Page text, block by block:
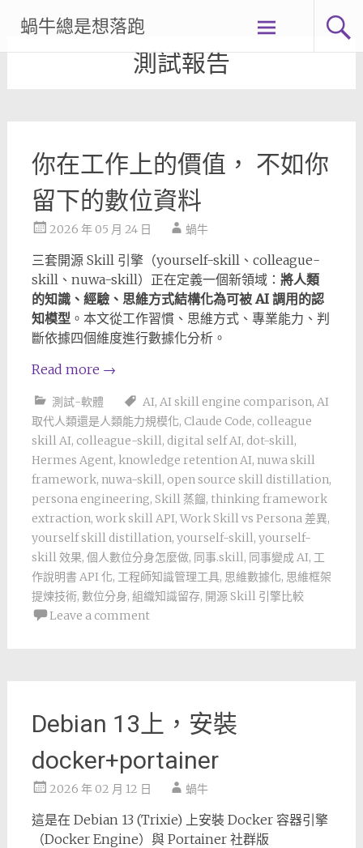
content
蝸牛總是想落跑
測試報告
你在工作上的價值， 不如你
留下的數位資料
2026 年 05 月 24 日 蝸牛
三套開源 Skill 引擎（yourself-skill、colleague-
skill、nuwa-skill）正在定義一個新領域： 將人類
的知識、經驗、思維方式結構化為可被 AI 調用的認
知模型。本文從工作習慣、思維方式、專業能力、判
斷依據四個維度進行數據化分析。
Read more →
測試-軟體 AI, AI skill engine comparison, AI
取代人類還是人類能力規模化, Claude Code, colleague
skill AI, colleague-skill, digital self AI, dot-skill,
Hermes Agent, knowledge retention AI, nuwa skill
framework, nuwa-skill, open source skill distillation,
persona engineering, Skill 蒸餾, thinking framework
extraction, work skill API, Work Skill vs Persona 差異,
yourself skill distillation, yourself-skill, yourself-
skill 效果, 個人數位分身怎麼做, 同事.skill, 同事變成 AI, 工
作說明書 API 化, 工程師知識管理工具, 思維數據化, 思維框架
提煉技術, 數位分身, 組織知識留存, 開源 Skill 引擎比較
Leave a comment
Debian 13上，安裝
docker+portainer
2026 年 02 月 12 日 蝸牛
這是在 Debian 13 (Trixie) 上安裝 Docker 容器引擎
（Docker Engine）與 Portainer 社群版